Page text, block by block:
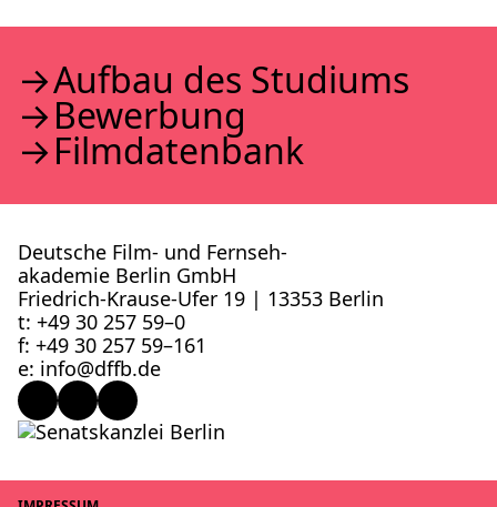
Auf­bau des Stu­di­ums
Bewer­bung
Film­da­ten­bank
Deutsche Film- und Fernseh­
akademie Berlin GmbH
Friedrich-Krause-Ufer 19 | 13353 Berlin
t: +49 30 257 59–0
f: +49 30 257 59–161
e: info@​dffb.​de